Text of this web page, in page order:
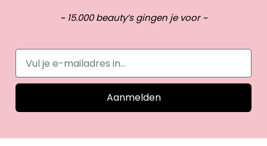
~ 15.000 beauty’s gingen je voor ~
Aanmelden